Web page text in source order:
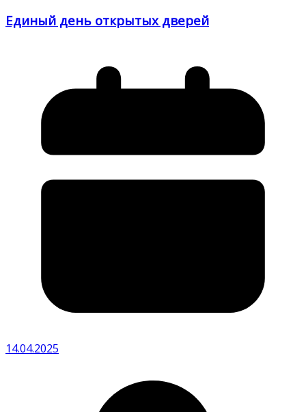
Единый день открытых дверей
14.04.2025